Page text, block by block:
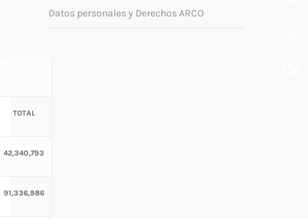
TOTAL
42,340,793
91,336,986
Datos personales y Derechos ARCO